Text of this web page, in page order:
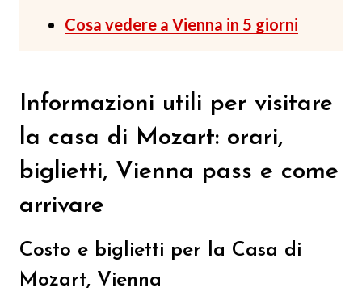
Cosa vedere a Vienna in 5 giorni
Informazioni utili per visitare
la casa di Mozart: orari,
biglietti, Vienna pass e come
arrivare
Costo e biglietti per la Casa di
Mozart, Vienna